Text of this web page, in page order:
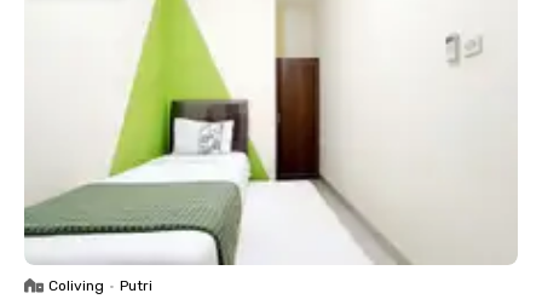
Coliving • Putri